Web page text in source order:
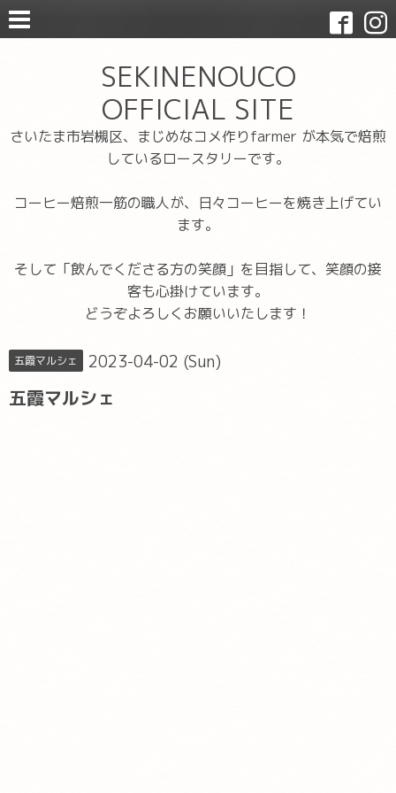
SEKINENOUCO
OFFICIAL SITE
さいたま市岩槻区、まじめなコメ作りfarmer が本気で焙煎
しているロースタリーです。
コーヒー焙煎一筋の職人が、日々コーヒーを焼き上げてい
ます。
そして「飲んでくださる方の笑顔」を目指して、笑顔の接
客も心掛けています。
どうぞよろしくお願いいたします！
五霞マルシェ 2023-04-02 (Sun)
五霞マルシェ